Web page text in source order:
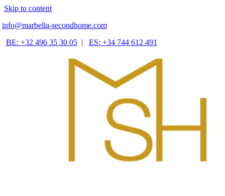
Skip to content
info@marbella-secondhome.com
BE: +32 496 35 30 05| ES: +34 744 612 491